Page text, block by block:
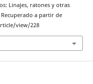
Linajes, ratones y otras
Recuperado a partir de
view/228